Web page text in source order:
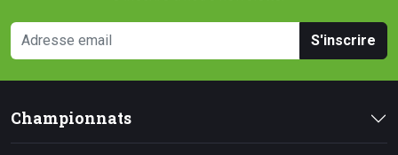
S'inscrire
Championnats